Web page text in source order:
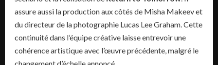
assure aussi la production aux côtés de Misha Makeev et
du directeur de la photographie Lucas Lee Graham. Cette
continuité dans l’équipe créative laisse entrevoir une
cohérence artistique avec l’œuvre précédente, malgré le